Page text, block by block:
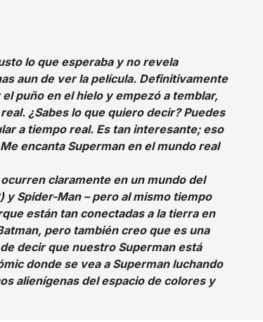
lo que esperaba y no revela
aun de ver la película. Definitivamente
puño en el hielo y empezó a temblar,
¿Sabes lo que quiero decir? Puedes
a tiempo real. Es tan interesante; eso
encanta Superman en el mundo real
claramente en un mundo del
y Spider-Man – pero al mismo tiempo
están tan conectadas a la tierra en
pero también creo que es una
decir que nuestro Superman está
donde se vea a Superman luchando
alienígenas del espacio de colores y